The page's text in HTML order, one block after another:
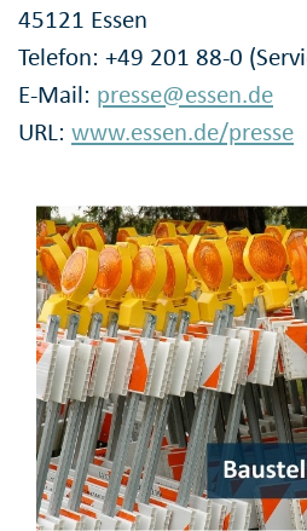
45121 Essen
Telefon: +49 201 88-0
E-Mail: presse@essen.de
URL: www.essen.de/presse